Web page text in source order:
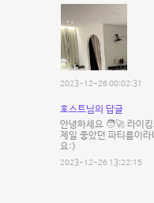
2023-12-26 00:02:31
호스트님의 답글
안녕하세요 🧑‍🚀 라이
제일 좋았던 파티룸이
요:)
2023-12-26 13:22:15